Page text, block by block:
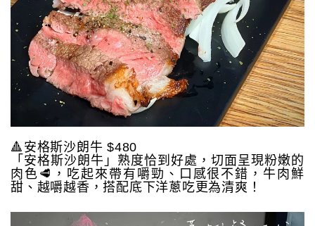
🔺安格斯沙朗牛 $480
「安格斯沙朗牛」熟度恰到好處，切面呈現粉嫩的
肉色🥩，吃起來帶有嚼勁、口感很不錯，牛肉鮮
甜、越嚼越香，搭配底下洋蔥吃更為清爽！